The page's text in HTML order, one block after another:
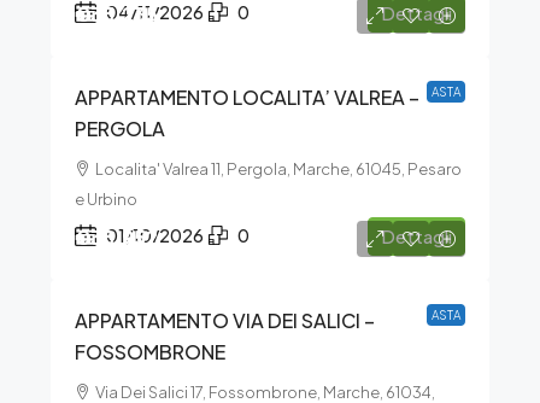
04/11/2026 0 Dettagli
ASTA
€35.235
APPARTAMENTO LOCALITA’ VALREA –
PERGOLA
Localita' Valrea 11, Pergola, Marche, 61045, Pesaro
e Urbino
01/10/2026 0 Dettagli
ASTA
€38.952
APPARTAMENTO VIA DEI SALICI –
FOSSOMBRONE
Via Dei Salici 17, Fossombrone, Marche, 61034,